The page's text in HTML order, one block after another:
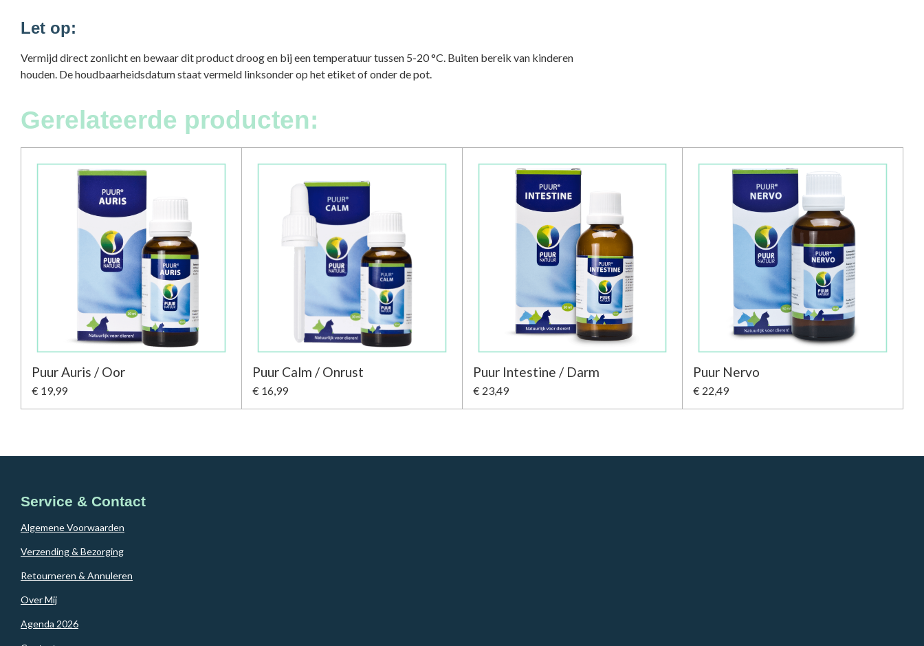
Let op:
Vermijd direct zonlicht en bewaar dit product droog en bij een temperatuur tussen 5-20 °C. Buiten bereik van kinderen
houden. De houdbaarheidsdatum staat vermeld linksonder op het etiket of onder de pot.
Gerelateerde producten:
Puur Auris / Oor
€ 19,99
Puur Calm / Onrust
€ 16,99
Puur Intestine / Darm
€ 23,49
Puur Nervo
€ 22,49
Service & Contact
Algemene Voorwaarden
Verzending & Bezorging
Retourneren & Annuleren
Over Mij
Agenda 2026